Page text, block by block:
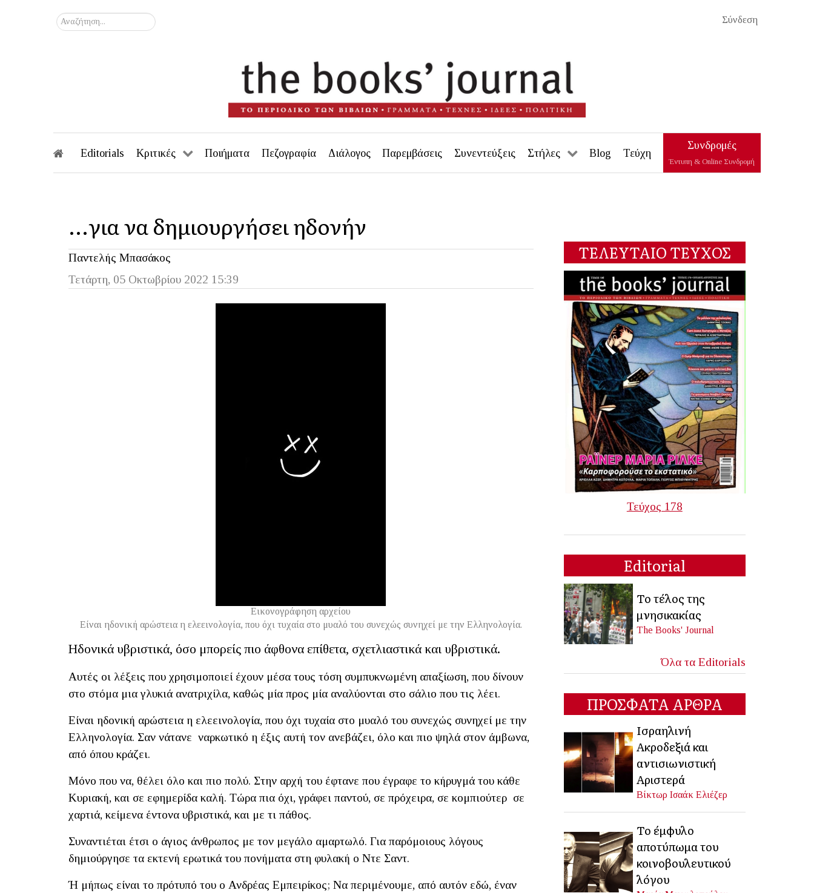
Σύνδεση
Αναζήτηση...
Editorials Κριτικές Ποιήματα Πεζογραφία Διάλογος Παρεμβάσεις Συνεντεύξεις Στήλες Blog Τεύχη
Συνδρομές
Έντυπη & Online Συνδρομή
...για να δημιουργήσει ηδονήν
Παντελής Μπασάκος
Τετάρτη, 05 Οκτωβρίου 2022 15:39
Εικονογράφηση αρχείου
Είναι ηδονική αρώστεια η ελεεινολογία, που όχι τυχαία στο μυαλό του συνεχώς συνηχεί με την Ελληνολογία.
Ηδονικά υβριστικά, όσο μπορείς πιο άφθονα επίθετα, σχετλιαστικά και υβριστικά.
Αυτές οι λέξεις που χρησιμοποιεί έχουν μέσα τους τόση συμπυκνωμένη απαξίωση, που δίνουν
στο στόμα μια γλυκιά ανατριχίλα, καθώς μία προς μία αναλύονται στο σάλιο που τις λέει.
Είναι ηδονική αρώστεια η ελεεινολογία, που όχι τυχαία στο μυαλό του συνεχώς συνηχεί με την
Ελληνολογία. Σαν νάτανε ναρκωτικό η έξις αυτή τον ανεβάζει, όλο και πιο ψηλά στον άμβωνα,
από όπου κράζει.
Μόνο που να, θέλει όλο και πιο πολύ. Στην αρχή του έφτανε που έγραφε το κήρυγμά του κάθε
Κυριακή, και σε εφημερίδα καλή. Τώρα πια όχι, γράφει παντού, σε πρόχειρα, σε κομπιούτερ σε
χαρτιά, κείμενα έντονα υβριστικά, και με τι πάθος.
Συναντιέται έτσι ο άγιος άνθρωπος με τον μεγάλο αμαρτωλό. Για παρόμοιους λόγους
δημιούργησε τα εκτενή ερωτικά του πονήματα στη φυλακή ο Ντε Σαντ.
Ή μήπως είναι το πρότυπό του ο Ανδρέας Εμπειρίκος; Να περιμένουμε, από αυτόν εδώ, έναν
ΤΕΛΕΥΤΑΙΟ ΤΕΥΧΟΣ
Τεύχος 178
Editorial
Το τέλος της
μνησικακίας
The Books' Journal
Όλα τα Editorials
ΠΡΟΣΦΑΤΑ ΑΡΘΡΑ
Ισραηλινή
Ακροδεξιά και
αντισιωνιστική
Αριστερά
Βίκτωρ Ισαάκ Ελιέζερ
Το έμφυλο
αποτύπωμα του
κοινοβουλευτικού
λόγου